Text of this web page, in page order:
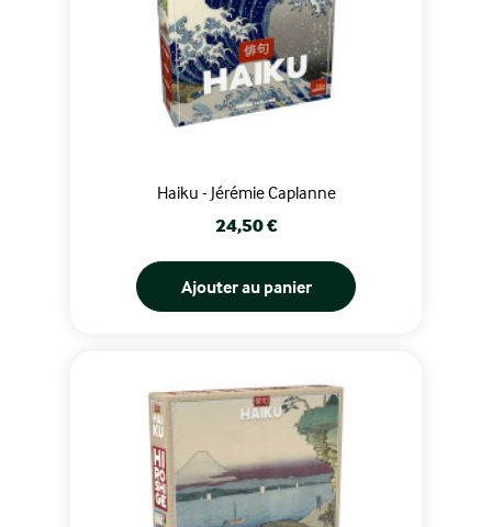
Haiku - Jérémie Caplanne
Prix
24,50 €
Ajouter au panier